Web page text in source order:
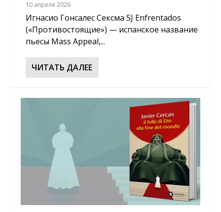
10 апреля 2026
Игнасио Гонсалес Сексма SJ Enfrentados
(«Противостоящие») — испанское название
пьесы Mass Appeal,...
ЧИТАТЬ ДАЛЕЕ